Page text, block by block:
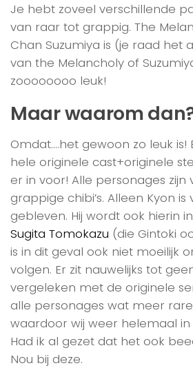
Je hebt zoveel verschillende
van raar tot grappig. The
Chan Suzumiya is (je raad het
van the Melancholy of
zoooooooo leuk!
Maar waarom
Omdat….het gewoon zo leuk is!
hele originele cast+originele
er in voor! Alle personages zijn
grappige chibi’s. Alleen Kyon
gebleven. Hij wordt ook hierin
Sugita Tomokazu (die Gintoki
is in dit geval ook niet moeilijk
volgen. Er zit nauwelijks tot
vergeleken met de originele
alle personages wat meer
waardoor wij weer helemaal in
Had ik al gezet dat het ook
Nou bij deze.